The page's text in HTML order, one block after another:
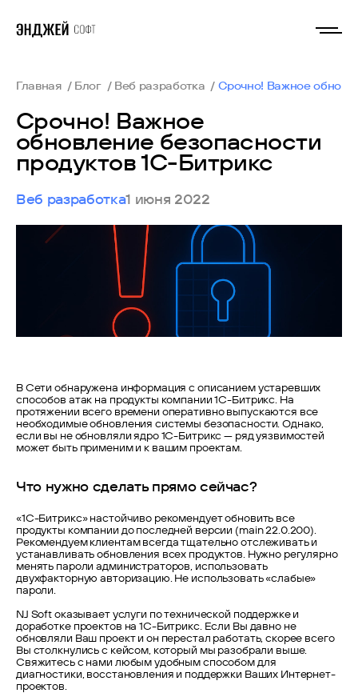
Главная Блог Веб разработка Срочно! Важное
Срочно! Важное
обновление безопасности
продуктов 1С-Битрикс
Веб разработка1 июня 2022
В Сети обнаружена информация с описанием устаревших
способов атак на продукты компании 1С-Битрикс. На
протяжении всего времени оперативно выпускаются все
необходимые обновления системы безопасности. Однако,
если вы не обновляли ядро 1С-Битрикс — ряд уязвимостей
может быть применим и к вашим проектам.
Что нужно сделать прямо сейчас?
«1С-Битрикс» настойчиво рекомендует обновить все
продукты компании до последней версии (main 22.0.200).
Рекомендуем клиентам всегда тщательно отслеживать и
устанавливать обновления всех продуктов. Нужно регулярно
менять пароли администраторов, использовать
двухфакторную авторизацию. Не использовать «слабые»
пароли.
NJ Soft оказывает услуги по технической поддержке и
доработке проектов на 1С-Битрикс. Если Вы давно не
обновляли Ваш проект и он перестал работать, скорее всего
Вы столкнулись с кейсом, который мы разобрали выше.
Свяжитесь с нами любым удобным способом для
диагностики, восстановления и поддержки Ваших Интернет-
проектов.